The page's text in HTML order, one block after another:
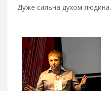
Дуже сильна духом людина.